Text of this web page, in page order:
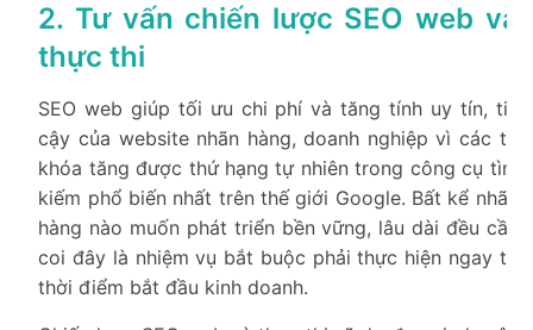
2. Tư vấn chiến lược SEO web và
thực thi
SEO web giúp tối ưu chi phí và tăng tính uy tín, tin
cậy của website nhãn hàng, doanh nghiệp vì các từ
khóa tăng được thứ hạng tự nhiên trong công cụ tìm
kiếm phổ biến nhất trên thế giới Google. Bất kể nhãn
hàng nào muốn phát triển bền vững, lâu dài đều cần
coi đây là nhiệm vụ bắt buộc phải thực hiện ngay từ
thời điểm bắt đầu kinh doanh.